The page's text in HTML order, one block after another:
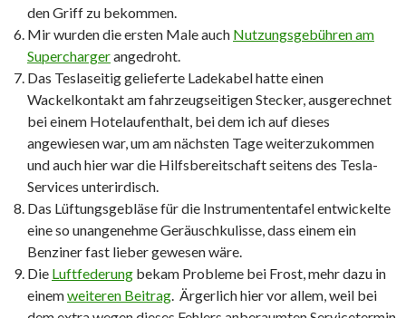
den Griff zu bekommen.
Mir wurden die ersten Male auch Nutzungsgebühren am
Superchargerangedroht.
Das Teslaseitig gelieferte Ladekabel hatte einen
Wackelkontakt am fahrzeugseitigen Stecker, ausgerechnet
bei einem Hotelaufenthalt, bei dem ich auf dieses
angewiesen war, um am nächsten Tage weiterzukommen
und auch hier war die Hilfsbereitschaft seitens des Tesla-
Services unterirdisch.
Das Lüftungsgebläse für die Instrumententafel entwickelte
eine so unangenehme Geräuschkulisse, dass einem ein
Benziner fast lieber gewesen wäre.
Die Luftfederung bekam Probleme bei Frost, mehr dazu in
einemweiteren Beitrag. Ärgerlich hier vor allem, weil bei